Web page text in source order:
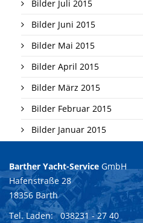
Bilder Juli 2015
Bilder Juni 2015
Bilder Mai 2015
Bilder April 2015
Bilder März 2015
Bilder Februar 2015
Bilder Januar 2015
Barther Yacht-Service GmbH
Hafenstraße 28
18356 Barth
Tel. Laden:038231 - 27 40